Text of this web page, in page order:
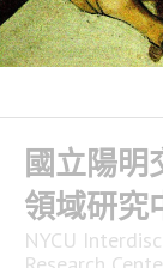
Skip
to
content
國立陽明
領域研究
NYCU